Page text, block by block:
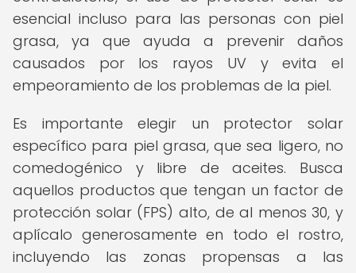
esencial incluso para las personas con piel
grasa, ya que ayuda a prevenir daños
causados por los rayos UV y evita el
empeoramiento de los problemas de la piel.
Es importante elegir un protector solar
específico para piel grasa, que sea ligero, no
comedogénico y libre de aceites. Busca
aquellos productos que tengan un factor de
protección solar (FPS) alto, de al menos 30, y
aplícalo generosamente en todo el rostro,
incluyendo las zonas propensas a las